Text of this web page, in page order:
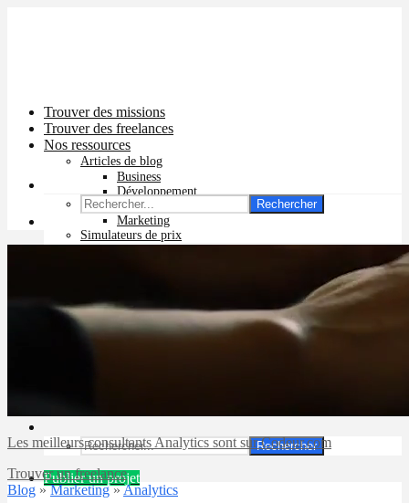
Trouver des missions
Trouver des freelances
Nos ressources
Articles de blog
Business
Développement
Graphisme
Marketing
Simulateurs de prix
Prix pub Instagram
Prix logiciel
Prix chatbot
Rechercher
Publier un projet
Rechercher
Les meilleurs consultants Analytics sont sur Codeur.com
Trouver un freelance
Blog »Marketing»Analytics